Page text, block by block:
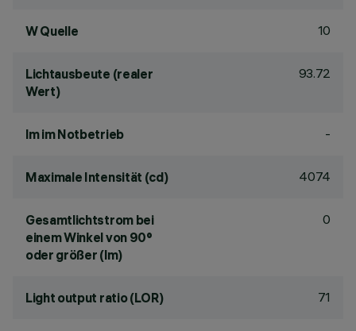
W Quelle 10
Lichtausbeute (realer
Wert)
93.72
lm im Notbetrieb -
Maximale Intensität (cd) 4074
Gesamtlichtstrom bei
einem Winkel von 90°
oder größer (lm)
0
Light output ratio (LOR) 71